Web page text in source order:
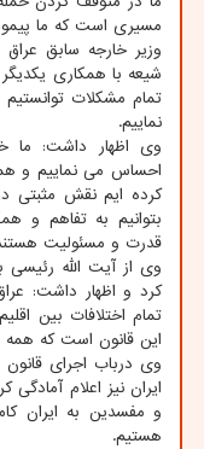
مسیری است که ما
وزیر خارجه سابق
تمام مشکلات
نماییم.
وی اظهار داشت: ما
احساس می نماییم و
کرده ایم نقش مثبتی در
بتوانیم به تفاهم و
قدرت و مسئولیت
وی از آیت الله
کرد و اظهار داشت:
تمام اختلافات بین
این قانون است که همه
وی درباب اجرای قانون
ایران نیز اعلام
و مفسدین به ایران
هستیم.